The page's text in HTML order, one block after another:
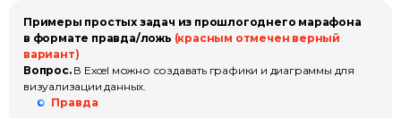
Примеры простых задач из прошлогоднего марафона
в формате правда/ложь (красным отмечен верный
вариант)
Вопрос.В Excel можно создавать графики и диаграммы для
визуализации данных.
Правда